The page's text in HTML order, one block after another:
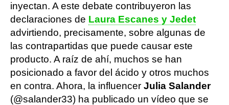
inyectan. A este debate contribuyeron las
declaraciones de Laura Escanes y Jedet
advirtiendo, precisamente, sobre algunas de
las contrapartidas que puede causar este
producto. A raíz de ahí, muchos se han
posicionado a favor del ácido y otros muchos
en contra. Ahora, la influencer Julia Salander
(@salander33) ha publicado un vídeo que se